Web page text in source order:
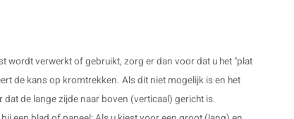
wordt verwerkt of gebruikt, zorg er dan voor dat u het "plat
de kans op kromtrekken. Als dit niet mogelijk is en het
de lange zijde naar boven (verticaal) gericht is.